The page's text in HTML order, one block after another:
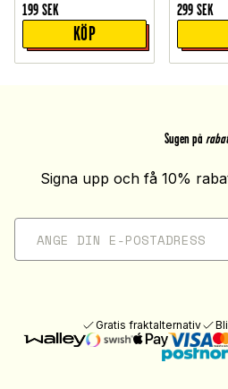
199 SEK
KÖP
299 SEK
Sugen på
Signa upp och få 10%
Gratis fraktalternativ